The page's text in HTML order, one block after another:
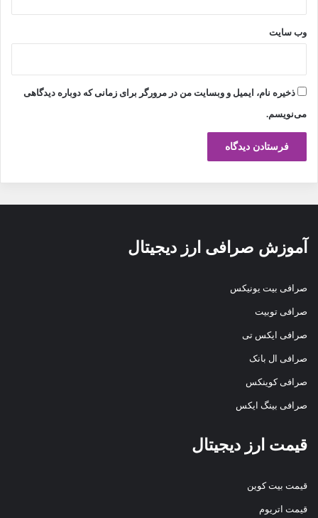
وب‌ سایت
ذخیره نام، ایمیل و وبسایت من در مرورگر برای زمانی که دوباره دیدگاهی
می‌نویسم.
آموزش صرافی ارز دیجیتال
صرافی بیت یونیکس
صرافی توبیت
صرافی ایکس تی
صرافی ال بانک
صرافی کوینکس
صرافی بینگ ایکس
قیمت ارز دیجیتال
قیمت بیت کوین
قیمت اتریوم